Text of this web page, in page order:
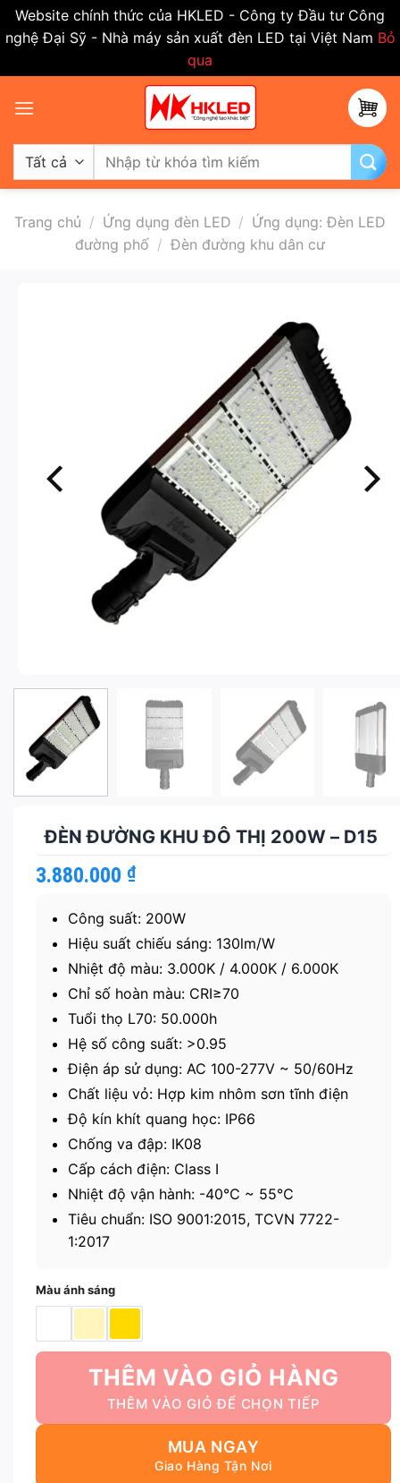
Website chính thức của HKLED - Công ty Đầu tư Công
nghệ Đại Sỹ - Nhà máy sản xuất đèn LED tại Việt Nam Bỏ
qua
qua
dung
Tìm
kiếm:
Trang chủ / Ứng dụng đèn LED / Ứng dụng: Đèn LED
đường phố / Đèn đường khu dân cư
ĐÈN ĐƯỜNG KHU ĐÔ THỊ 200W – D15
3.880.000 ₫
Công suất: 200W
Hiệu suất chiếu sáng: 130lm/W
Nhiệt độ màu: 3.000K / 4.000K / 6.000K
Chỉ số hoàn màu: CRI≥70
Tuổi thọ L70: 50.000h
Hệ số công suất: >0.95
Điện áp sử dụng: AC 100-277V ~ 50/60Hz
Chất liệu vỏ: Hợp kim nhôm sơn tĩnh điện
Độ kín khít quang học: IP66
Chống va đập: IK08
Cấp cách điện: Class I
Nhiệt độ vận hành: -40℃ ~ 55℃
Tiêu chuẩn: ISO 9001:2015, TCVN 7722-
1:2017
Màu ánh sáng
THÊM VÀO GIỎ HÀNG
MUA NGAY